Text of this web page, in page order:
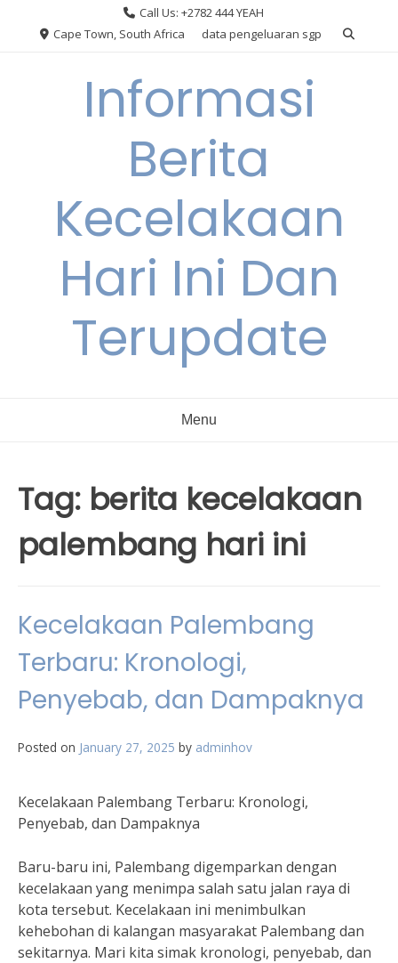
Call Us: +2782 444 YEAH
Cape Town, South Africa
data pengeluaran sgp
Informasi
Berita
Kecelakaan
Hari Ini Dan
Terupdate
Menu
Tag: berita kecelakaan
palembang hari ini
Kecelakaan Palembang
Terbaru: Kronologi,
Penyebab, dan Dampaknya
Posted on January 27, 2025 by adminhov
Kecelakaan Palembang Terbaru: Kronologi,
Penyebab, dan Dampaknya
Baru-baru ini, Palembang digemparkan dengan
kecelakaan yang menimpa salah satu jalan raya di
kota tersebut. Kecelakaan ini menimbulkan
kehebohan di kalangan masyarakat Palembang dan
sekitarnya. Mari kita simak kronologi, penyebab, dan